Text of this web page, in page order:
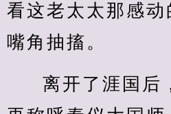
看这老太太那感动
嘴角抽搐。
离开了涯国后